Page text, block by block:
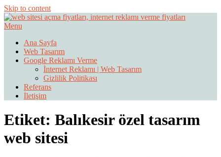
Skip to content
Web Sitesi Açma, İnternet Sitesi
Fiyatları
Menu
Ana Sayfa
Web Tasarım
Google Reklamı Verme
İnternet Reklamı | Web Tasarım
Gizlilik Politikası
Referans
İletişim
Etiket: Balıkesir özel tasarım
web sitesi